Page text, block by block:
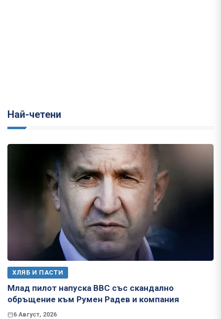
Най-четени
ХЛЯБ И ПАСТИ
Млад пилот напуска ВВС със скандално
обръщение към Румен Радев и компания
6 Август, 2026